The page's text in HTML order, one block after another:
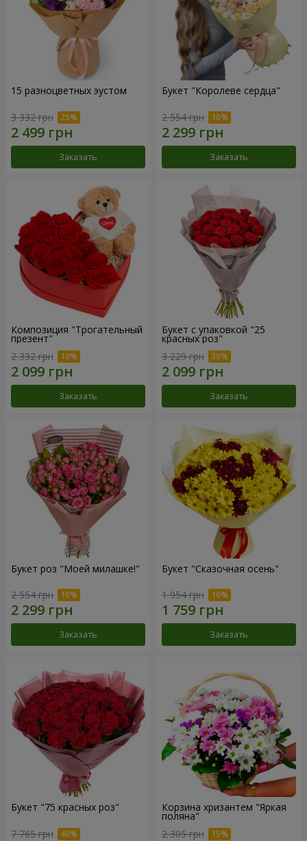
15 разноцветных эустом
3 332 грн
Заказать
Букет "Королеве сердца"
2 554 грн
Заказать
Композиция "Трогательный
презент"
2 332 грн
Заказать
Букет с упаковкой "25
красных роз"
3 229 грн
Заказать
Букет роз "Моей милашке!"
2 554 грн
Заказать
Букет "Сказочная осень"
1 954 грн
Заказать
Букет "75 красных роз"
7 765 грн
Корзина хризантем "Яркая
поляна"
2 305 грн